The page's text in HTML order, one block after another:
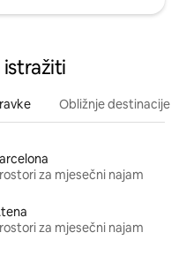
Obližnje destinacije
za mjesečni najam
za mjesečni najam